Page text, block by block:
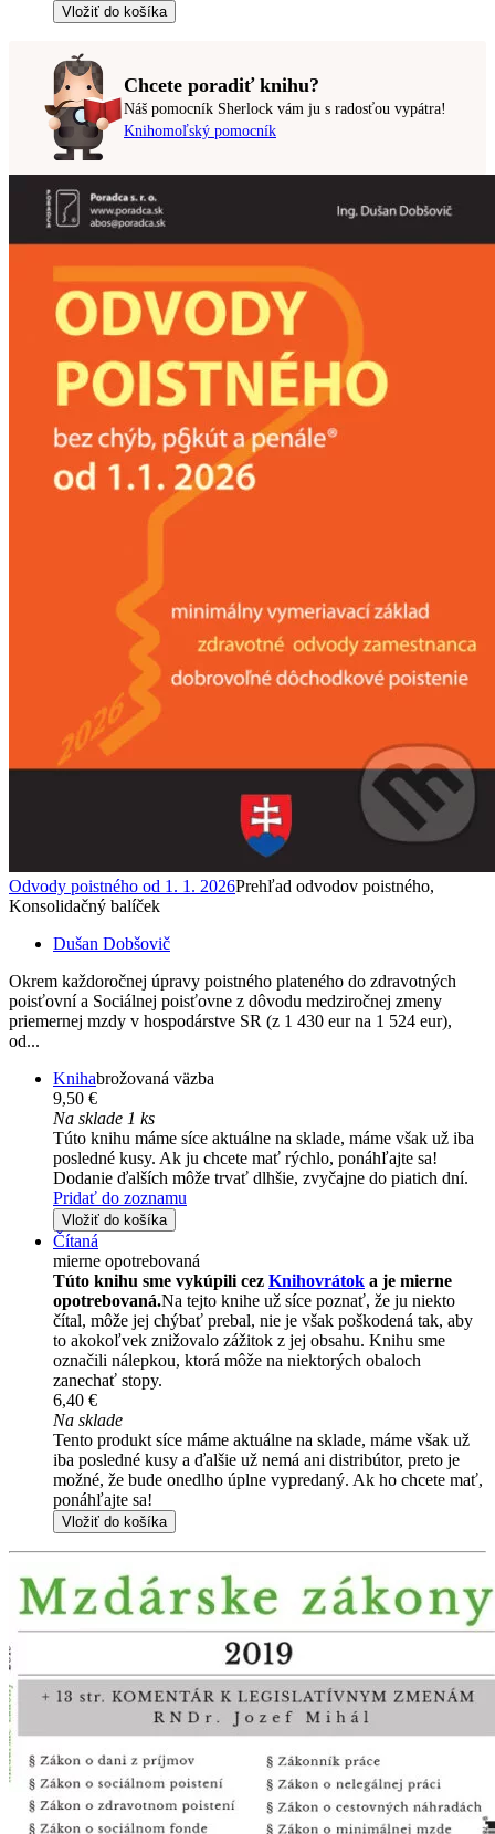
Vložiť do košíka
Chcete poradiť knihu?
Náš pomocník Sherlock vám ju s radosťou vypátra!
Knihomoľský pomocník
Odvody poistného od 1. 1. 2026Prehľad odvodov poistného,
Konsolidačný balíček
Dušan Dobšovič
Okrem každoročnej úpravy poistného plateného do zdravotných
poisťovní a Sociálnej poisťovne z dôvodu medziročnej zmeny
priemernej mzdy v hospodárstve SR (z 1 430 eur na 1 524 eur),
od...
Knihabrožovaná väzba
9,50 €
Na sklade 1 ks
Túto knihu máme síce aktuálne na sklade, máme však už iba
posledné kusy. Ak ju chcete mať rýchlo, ponáhľajte sa!
Dodanie ďalších môže trvať dlhšie, zvyčajne do piatich dní.
Pridať do zoznamu
Vložiť do košíka
Čítaná
mierne opotrebovaná
Túto knihu sme vykúpili cez Knihovrátok a je mierne
opotrebovaná.Na tejto knihe už síce poznať, že ju niekto
čítal, môže jej chýbať prebal, nie je však poškodená tak, aby
to akokoľvek znižovalo zážitok z jej obsahu. Knihu sme
označili nálepkou, ktorá môže na niektorých obaloch
zanechať stopy.
6,40 €
Na sklade
Tento produkt síce máme aktuálne na sklade, máme však už
iba posledné kusy a ďalšie už nemá ani distribútor, preto je
možné, že bude onedlho úplne vypredaný. Ak ho chcete mať,
ponáhľajte sa!
Vložiť do košíka